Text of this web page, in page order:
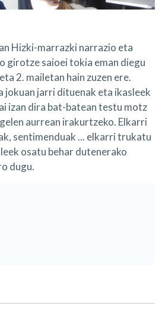
Hizki-marrazki narrazio eta
girotze saioei tokia eman diegu
2. mailetan hain zuzen ere.
jokuan jarri dituenak eta ikasleek
izan dira bat-batean testu motz
aurrean irakurtzeko. Elkarri
sentimenduak ... elkarri trukatu
osatu behar dutenerako
dugu.